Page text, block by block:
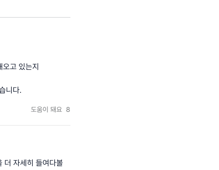
고 있는지
니다.
도움이 돼요 8
더 자세히 들여다볼